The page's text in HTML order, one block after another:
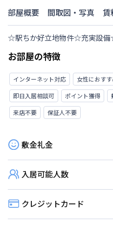
部屋概要 間取図・写真 賃
☆駅ちか好立地物件☆充実設
お部屋の特徴
インターネット対応 女性におすす
即日入居相談可
ポイント獲得
来店不要
保証人不要
敷金礼金
入居可能人数
クレジットカード